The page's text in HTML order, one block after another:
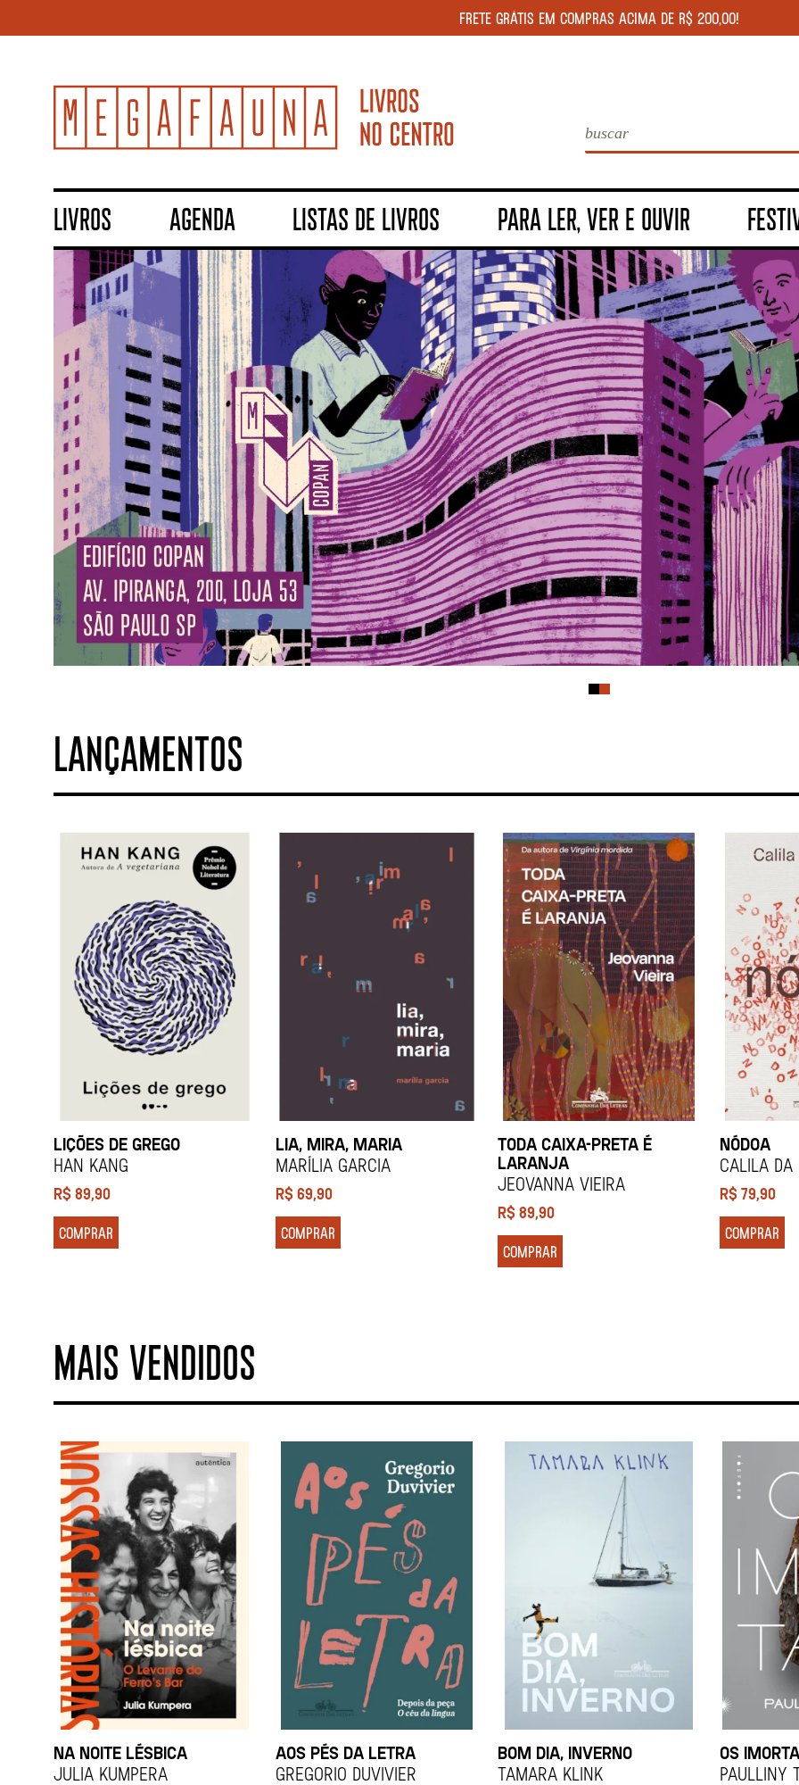
FRETE GRÁTIS EM COMPRAS ACIMA DE R$ 200,00!
LIVROS AGENDA LISTAS DE LIVROS PARA LER, VER E OUVIR
LANÇAMENTOS
LIÇÕES DE GREGO
HAN KANG
R$89,90
COMPRAR
LIA, MIRA, MARIA
Marília Garcia
R$69,90
COMPRAR
TODA CAIXA-PRETA É
LARANJA
Jeovanna Vieira
R$89,90
COMPRAR
NÓDOA
Calila da
R$79,90
COMPRAR
MAIS VENDIDOS
NA NOITE LÉSBICA
Julia Kumpera
AOS PÉS DA LETRA
Gregorio Duvivier
BOM DIA, INVERNO
Tamara Klink
OS
Paulliny